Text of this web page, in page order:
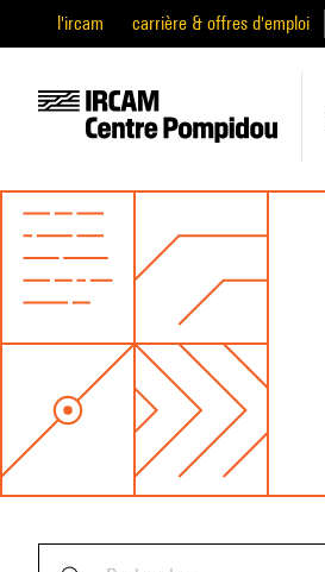
l'ircam carrière & offres d'emploi